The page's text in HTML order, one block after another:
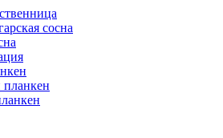
сосна